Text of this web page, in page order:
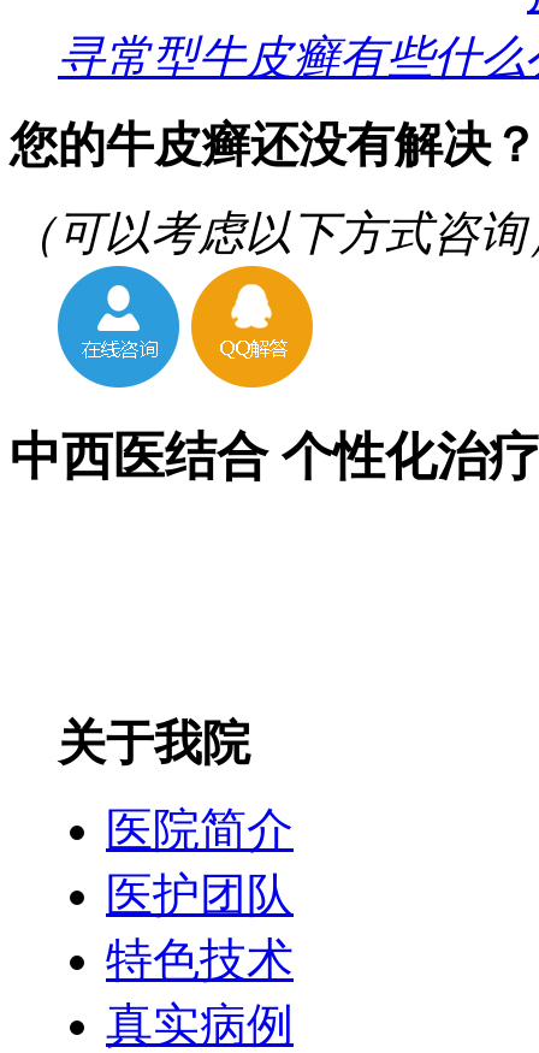
寻常型牛皮癣有些什么
您的牛皮癣还没有解决？
（可以考虑以下方式咨询
中西医结合 个性化治
关于我院
医院简介
医护团队
特色技术
真实病例